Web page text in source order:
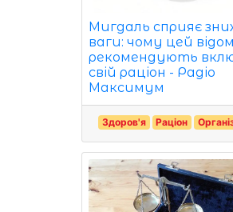
Мигдаль сприяє
ваги: чому цей
рекомендують
свій раціон - Радіо
Максимум
Здоров'я Раціон